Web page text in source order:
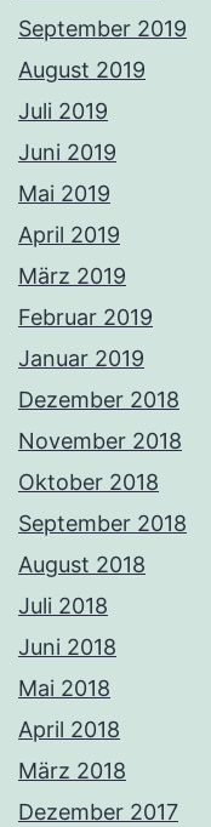
September 2019
August 2019
Juli 2019
Juni 2019
Mai 2019
April 2019
März 2019
Februar 2019
Januar 2019
Dezember 2018
November 2018
Oktober 2018
September 2018
August 2018
Juli 2018
Juni 2018
Mai 2018
April 2018
März 2018
Dezember 2017